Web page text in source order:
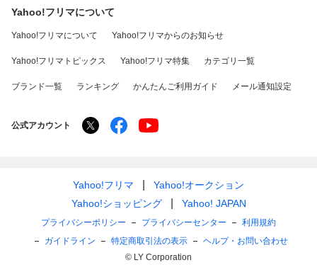
Yahoo!フリマについて
Yahoo!フリマについて Yahoo!フリマからのお知らせ
Yahoo!フリマトピックス Yahoo!フリマ特集 カテゴリ一覧
ブランド一覧 ランキング かんたんご利用ガイド メール通知設定
公式アカウント
Yahoo!フリマ
Yahoo!オークション
Yahoo!ショッピング
Yahoo! JAPAN
プライバシーポリシー プライバシーセンター
利用規約
ガイドライン
特定商取引法の表示
ヘルプ・お問い合わせ
© LY Corporation